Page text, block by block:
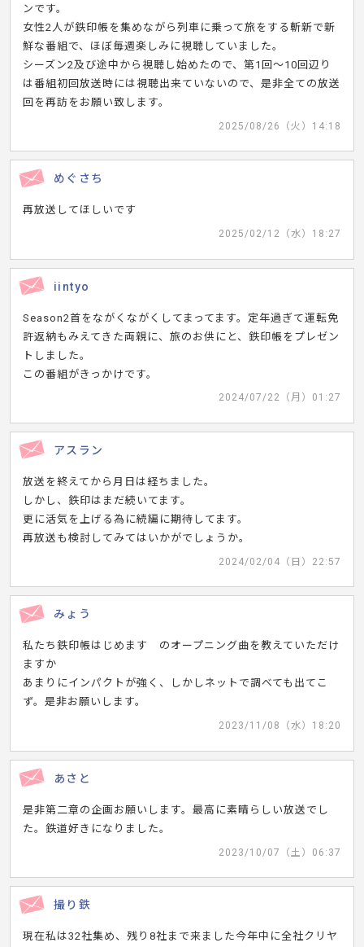
ンです。
女性2人が鉄印帳を集めながら列車に乗って旅をする斬新で新
鮮な番組で、ほぼ毎週楽しみに視聴していました。
シーズン2及び途中から視聴し始めたので、第1回～10回辺り
は番組初回放送時には視聴出来ていないので、是非全ての放送
回を再訪をお願い致します。
2025/08/26（火）14:18
めぐさち
再放送してほしいです
2025/02/12（水）18:27
iintyo
Season2首をながくながくしてまってます。定年過ぎて運転免
許返納もみえてきた両親に、旅のお供にと、鉄印帳をプレゼン
トしました。
この番組がきっかけです。
2024/07/22（月）01:27
アスラン
放送を終えてから月日は経ちました。
しかし、鉄印はまだ続いてます。
更に活気を上げる為に続編に期待してます。
再放送も検討してみてはいかがでしょうか。
2024/02/04（日）22:57
みょう
私たち鉄印帳はじめます のオープニング曲を教えていただけ
ますか
あまりにインパクトが強く、しかしネットで調べても出てこ
ず。是非お願いします。
2023/11/08（水）18:20
あさと
是非第二章の企画お願いします。最高に素晴らしい放送でし
た。鉄道好きになりました。
2023/10/07（土）06:37
撮り鉄
現在私は32社集め、残り8社まで来ました今年中に全社クリヤ